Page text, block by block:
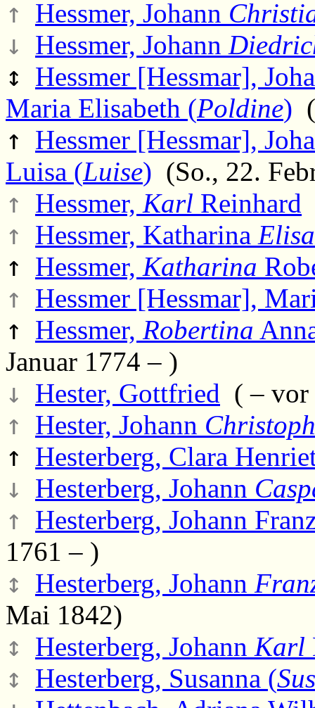
↑ Hessmer, Johann
↓ Hessmer, Johann
↕ Hessmer [Hessmar],
Maria Elisabeth (Poldine)
↑ Hessmer [Hessmar],
Luisa (Luise) (So., 22.
↑ Hessmer, Karl Reinhard
↑ Hessmer, Katharina
↑ Hessmer, Katharina
↑ Hessmer [Hessmar],
↑ Hessmer, Robertina
Januar 1774 – )
↓ Hester, Gottfried ( –
↑ Hester, Johann Christoph
↑ Hesterberg, Clara
↓ Hesterberg, Johann
↑ Hesterberg, Johann
1761 – )
↕ Hesterberg, Johann
Mai 1842)
↕ Hesterberg, Johann Karl
↕ Hesterberg, Susanna (